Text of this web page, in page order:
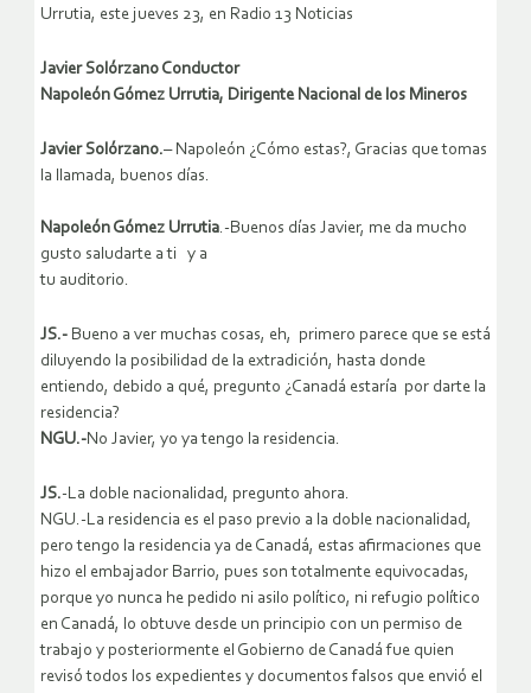
Urrutia, este jueves 23, en Radio 13 Noticias
Javier Solórzano Conductor
Napoleón Gómez Urrutia, Dirigente Nacional de los Mineros
Javier Solórzano.– Napoleón ¿Cómo estas?, Gracias que tomas
la llamada, buenos días.
Napoleón Gómez Urrutia.-Buenos días Javier, me da mucho
gusto saludarte a ti y a
tu auditorio.
JS.- Bueno a ver muchas cosas, eh, primero parece que se está
diluyendo la posibilidad de la extradición, hasta donde
entiendo, debido a qué, pregunto ¿Canadá estaría por darte la
residencia?
NGU.-No Javier, yo ya tengo la residencia.
JS.-La doble nacionalidad, pregunto ahora.
NGU.-La residencia es el paso previo a la doble nacionalidad,
pero tengo la residencia ya de Canadá, estas afirmaciones que
hizo el embajador Barrio, pues son totalmente equivocadas,
porque yo nunca he pedido ni asilo político, ni refugio político
en Canadá, lo obtuve desde un principio con un permiso de
trabajo y posteriormente el Gobierno de Canadá fue quien
revisó todos los expedientes y documentos falsos que envió el